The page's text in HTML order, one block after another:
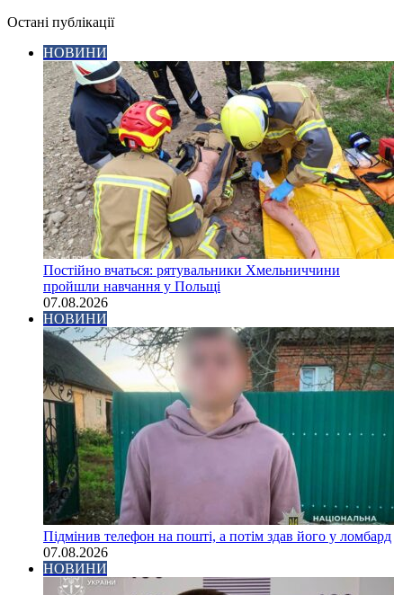
Остані публікації
НОВИНИ
Постійно вчаться: рятувальники Хмельниччини
пройшли навчання у Польщі
07.08.2026
НОВИНИ
Підмінив телефон на пошті, а потім здав його у ломбард
07.08.2026
НОВИНИ